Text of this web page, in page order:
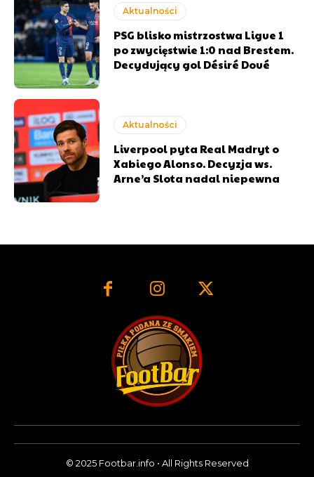
Aktualności
PSG blisko mistrzostwa Ligue 1
po zwycięstwie 1:0 nad Brestem.
Decydujący gol Désiré Doué
Aktualności
Liverpool pyta Real Madryt o
Xabiego Alonso. Decyzja ws.
Arne’a Slota nadal niepewna
© 2025 Footbar.info • All Rights Reserved